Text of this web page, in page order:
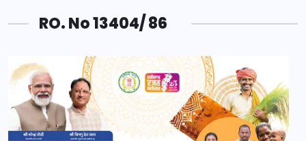
RO. No 13404/ 86